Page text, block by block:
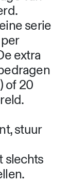
van
serie